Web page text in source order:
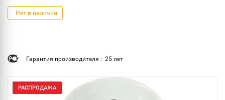
Нет в наличии
Гарантия производителя : 25 лет
РАСПРОДАЖА